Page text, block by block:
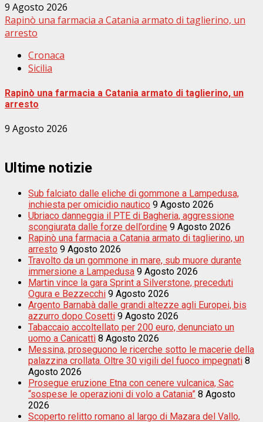
9 Agosto 2026
Rapinò una farmacia a Catania armato di taglierino, un
arresto
Cronaca
Sicilia
Rapinò una farmacia a Catania armato di taglierino, un
arresto
9 Agosto 2026
Ultime notizie
Sub falciato dalle eliche di gommone a Lampedusa,
inchiesta per omicidio nautico 9 Agosto 2026
Ubriaco danneggia il PTE di Bagheria, aggressione
scongiurata dalle forze dell’ordine 9 Agosto 2026
Rapinò una farmacia a Catania armato di taglierino, un
arresto 9 Agosto 2026
Travolto da un gommone in mare, sub muore durante
immersione a Lampedusa 9 Agosto 2026
Martin vince la gara Sprint a Silverstone, preceduti
Ogura e Bezzecchi 9 Agosto 2026
Argento Barnabà dalle grandi altezze agli Europei, bis
azzurro dopo Cosetti 9 Agosto 2026
Tabaccaio accoltellato per 200 euro, denunciato un
uomo a Canicattì 8 Agosto 2026
Messina, proseguono le ricerche sotto le macerie della
palazzina crollata. Oltre 30 vigili del fuoco impegnati 8
Agosto 2026
Prosegue eruzione Etna con cenere vulcanica, Sac
“sospese le operazioni di volo a Catania” 8 Agosto
2026
Scoperto relitto romano al largo di Mazara del Vallo,